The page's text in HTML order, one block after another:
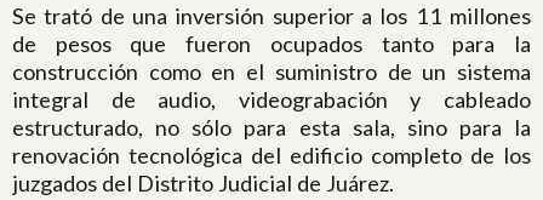
Se trató de una inversión superior a los 11 millones
de pesos que fueron ocupados tanto para la
construcción como en el suministro de un sistema
integral de audio, videograbación y cableado
estructurado, no sólo para esta sala, sino para la
renovación tecnológica del edificio completo de los
juzgados del Distrito Judicial de Juárez.